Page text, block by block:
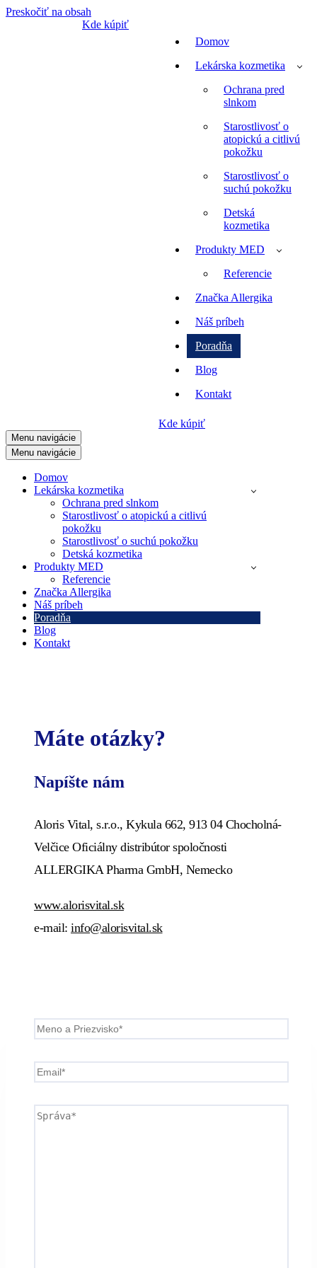
Preskočiť na obsah
Domov
Lekárska kozmetika
Ochrana pred
slnkom
Starostlivosť o
atopickú a citlivú
pokožku
Starostlivosť o
suchú pokožku
Detská
kozmetika
Produkty MED
Referencie
Značka Allergika
Náš príbeh
Poradňa
Blog
Kontakt
Kde kúpiť
Kde kúpiť
Menu navigácie
Menu navigácie
Domov
Lekárska kozmetika
Ochrana pred slnkom
Starostlivosť o atopickú a citlivú
pokožku
Starostlivosť o suchú pokožku
Detská kozmetika
Produkty MED
Referencie
Značka Allergika
Náš príbeh
Poradňa
Blog
Kontakt
Máte otázky?
Napíšte nám
Aloris Vital, s.r.o., Kykula 662, 913 04 Chocholná-
Velčice Oficiálny distribútor spoločnosti
ALLERGIKA Pharma GmbH, Nemecko
www.alorisvital.sk
e-mail: info@alorisvital.sk